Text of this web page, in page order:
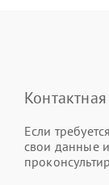
Если
свои данные